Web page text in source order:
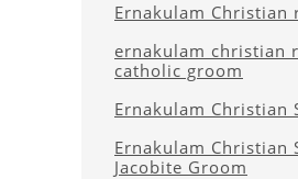
Ernakulam Christian
ernakulam christian
catholic groom
Ernakulam Christian
Ernakulam Christian
Jacobite Groom